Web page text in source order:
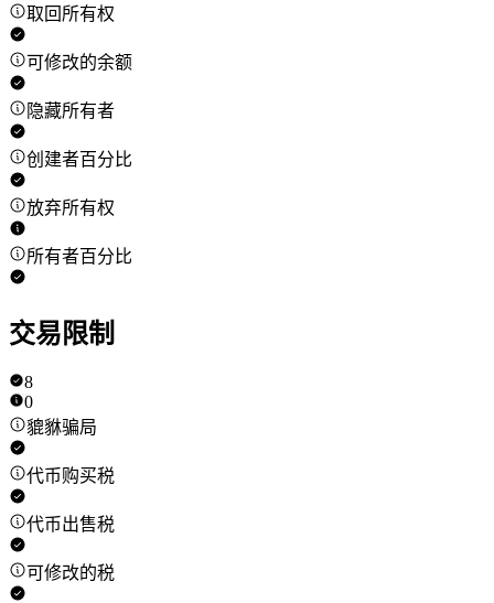
取回所有权
可修改的余额
隐藏所有者
创建者百分比
放弃所有权
所有者百分比
交易限制
8
0
貔貅骗局
代币购买税
代币出售税
可修改的税